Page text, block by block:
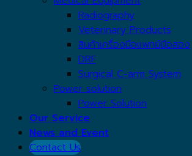
Radiography
Veterinary Products
สินค้าเครื่องมือแพทย์มือสอง
DRF
Surgical C-arm System
Power solution
Power Solution
Our Service
News and Event
Contact Us